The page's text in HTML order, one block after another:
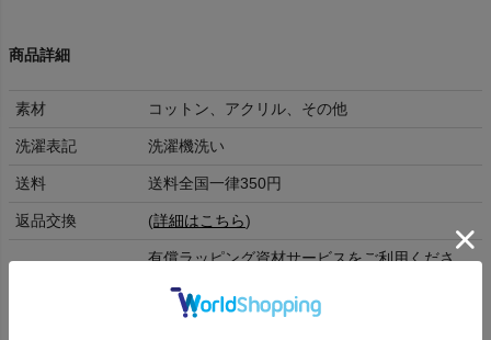
商品詳細
素材 コットン、アクリル、その他
洗濯表記 洗濯機洗い
送料 送料全国一律350円
返品交換 (詳細はこちら)
有償ラッピング資材サービスをご利用くださ
ング可能です。